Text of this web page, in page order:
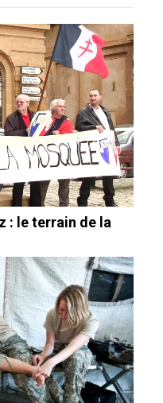
: le terrain de la